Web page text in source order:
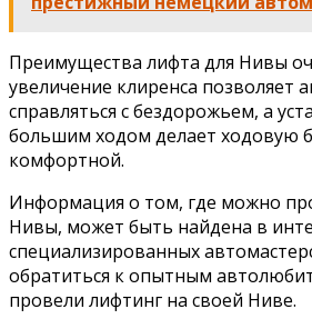
Преимущества лифта для Нивы
увеличение клиренса позволяет
справляться с бездорожьем, а
большим ходом делает ходовую
комфортной.
Информация о том, где можно
Нивы, может быть найдена в
специализированных
обратиться к опытным
провели лифтинг на своей Ниве.